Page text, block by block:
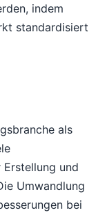
indem
standardisiert
als
und
Umwandlung
bei